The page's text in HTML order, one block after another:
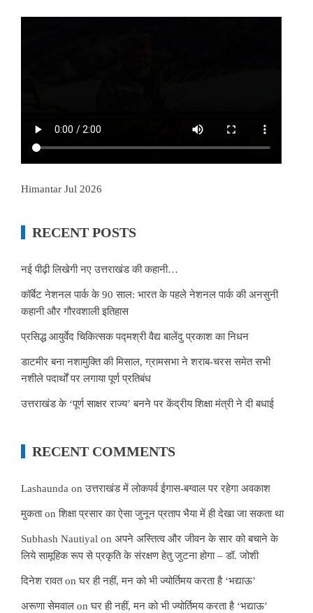
Himantar Jul 2026
RECENT POSTS
नई पीढ़ी लिखेगी नए उत्तराखंड की कहानी…
कॉर्बेट नेशनल पार्क के 90 साल: भारत के पहले नेशनल पार्क की अनसुनी
कहानी और गौरवशाली इतिहास
प्रसिद्ध आयुर्वेद चिकित्सक पद्मश्री वैद्य बालेंदु प्रकाश का निधन
डाटमीर बना नशामुक्ति की मिसाल, ग्रामसभा ने शराब-चरस समेत सभी
नशीले पदार्थों पर लगाया पूर्ण प्रतिबंध
उत्तराखंड के ‘पूर्ण साक्षर राज्य’ बनने पर केंद्रीय शिक्षा मंत्री ने दी बधाई
RECENT COMMENTS
Lashaunda onउत्तराखंड में लोकपर्व ईगास-बग्वाल पर रहेगा अवकाश
मुकताonशिक्षा प्रसार का ऐसा जुनून प्रताप भैया में ही देखा जा सकता था
Subhash Nautiyal on अपने अस्तित्व और जीवन के सार को बचाने के
लिये सामूहिक रूप से प्रकृति के संरक्षण हेतु जुटना होगा – डॉ. जोशी
दिनेश रावतonघर ही नहीं, मन को भी ज्योर्तिमय करता है ‘भद्याऊ’
अरूणा सेमवाल onघर ही नहीं, मन को भी ज्योर्तिमय करता है ‘भद्याऊ’